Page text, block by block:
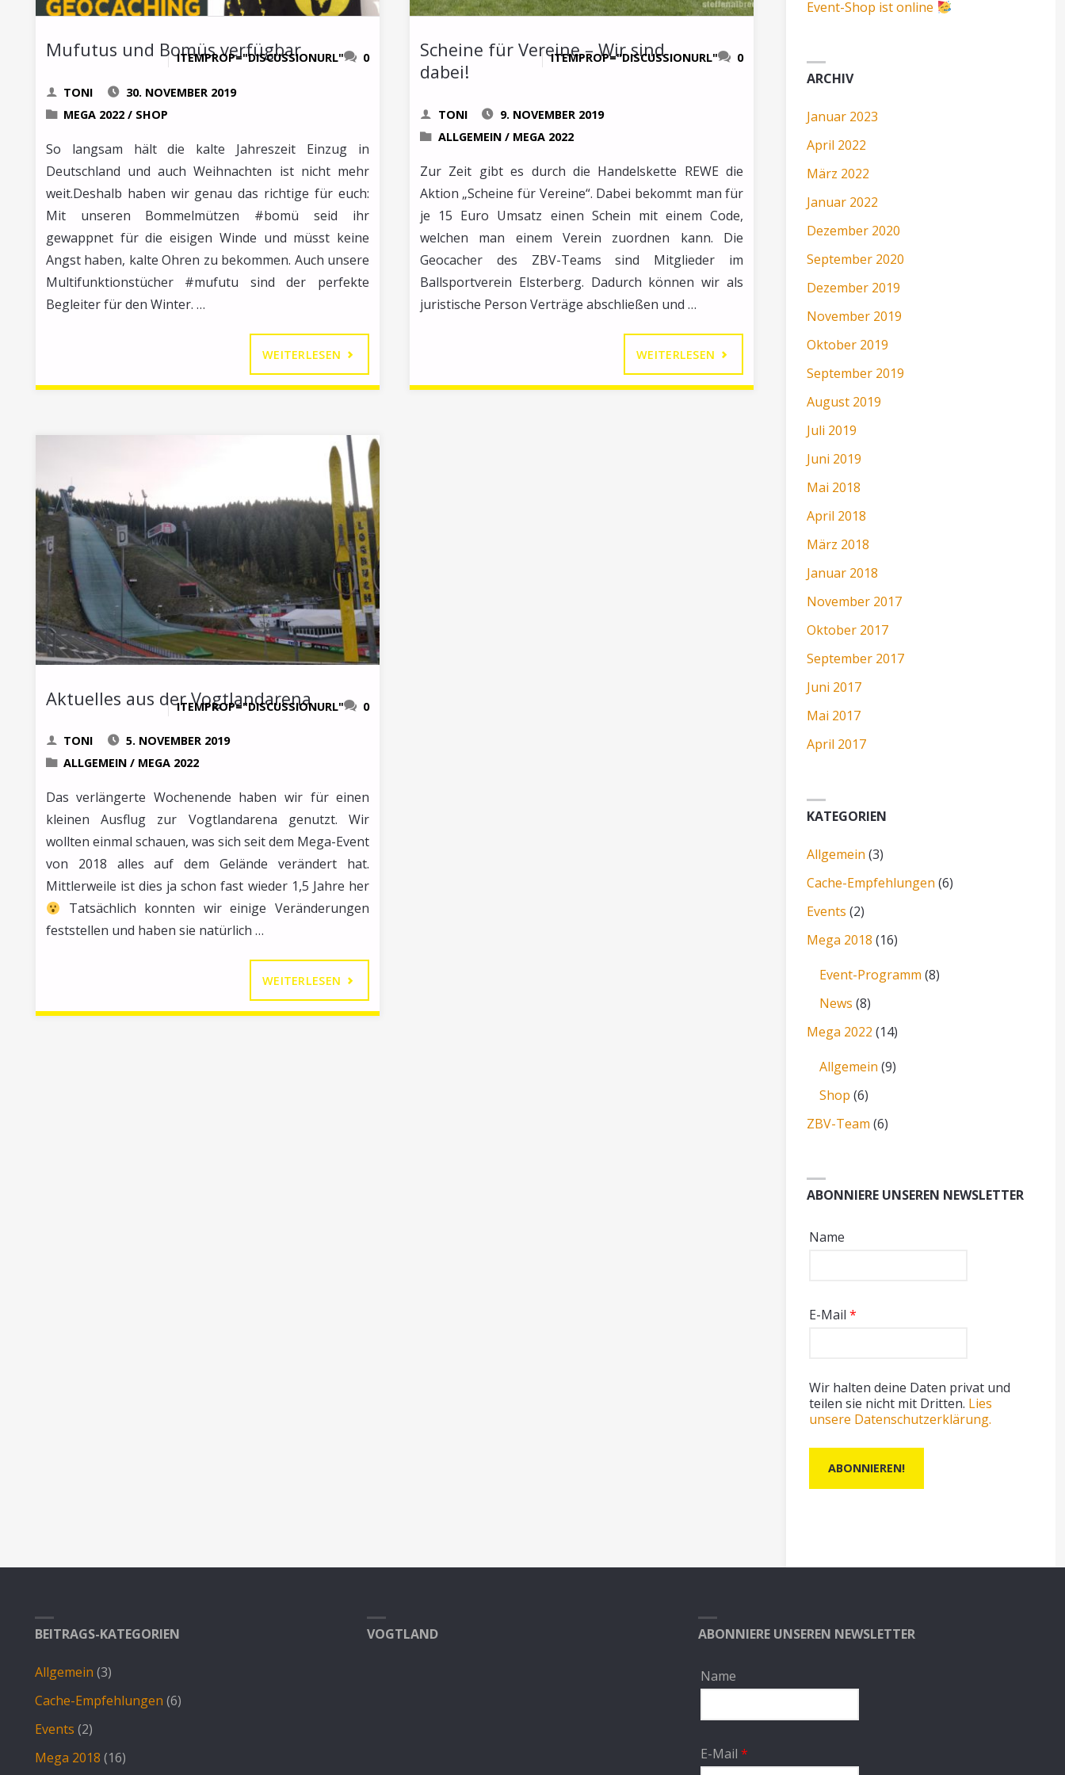
Mufutus und Bomüs verfügbar
ITEMPROP="DISCUSSIONURL" 0
TONI
30. NOVEMBER 2019
MEGA 2022 / SHOP
So langsam hält die kalte Jahreszeit Einzug in
Deutschland und auch Weihnachten ist nicht mehr
weit.Deshalb haben wir genau das richtige für euch:
Mit unseren Bommelmützen #bomü seid ihr
gewappnet für die eisigen Winde und müsst keine
Angst haben, kalte Ohren zu bekommen. Auch unsere
Multifunktionstücher #mufutu sind der perfekte
Begleiter für den Winter. …
WEITERLESEN "MUFUTUS
UND
VERFÜGBAR"
Scheine für Vereine – Wir sind
dabei!
ITEMPROP="DISCUSSIONURL" 0
TONI
9. NOVEMBER 2019
ALLGEMEIN/ MEGA 2022
Zur Zeit gibt es durch die Handelskette REWE die
Aktion „Scheine für Vereine“. Dabei bekommt man für
je 15 Euro Umsatz einen Schein mit einem Code,
welchen man einem Verein zuordnen kann. Die
Geocacher des ZBV-Teams sind Mitglieder im
Ballsportverein Elsterberg. Dadurch können wir als
juristische Person Verträge abschließen und …
WEITERLESEN "SCHEINE
FÜR
Aktuelles aus der Vogtlandarena
ITEMPROP="DISCUSSIONURL" 0
TONI
5. NOVEMBER 2019
ALLGEMEIN / MEGA 2022
Das verlängerte Wochenende haben wir für einen
kleinen Ausflug zur Vogtlandarena genutzt. Wir
wollten einmal schauen, was sich seit dem Mega-Event
von 2018 alles auf dem Gelände verändert hat.
Mittlerweile ist dies ja schon fast wieder 1,5 Jahre her
Tatsächlich konnten wir einige Veränderungen
feststellen und haben sie natürlich …
WEITERLESEN "AKTUELLES
AUS
Event-Shop ist online
ARCHIV
Januar 2023
April 2022
März 2022
Januar 2022
Dezember 2020
September 2020
Dezember 2019
November 2019
Oktober 2019
September 2019
August 2019
Juli 2019
Juni 2019
Mai 2018
April 2018
März 2018
Januar 2018
November 2017
Oktober 2017
September 2017
Juni 2017
Mai 2017
April 2017
KATEGORIEN
Allgemein (3)
Cache-Empfehlungen (6)
Events (2)
Mega 2018 (16)
Event-Programm (8)
News (8)
Mega 2022 (14)
Allgemein (9)
Shop (6)
ZBV-Team (6)
ABONNIERE UNSEREN NEWSLETTER
Name
E-Mail*
Wir halten deine Daten privat und
teilen sie nicht mit Dritten. Lies
unsere Datenschutzerklärung.
BEITRAGS-KATEGORIEN
Allgemein (3)
Cache-Empfehlungen (6)
Events (2)
Mega 2018 (16)
VOGTLAND ABONNIERE UNSEREN NEWSLETTER
Name
E-Mail*